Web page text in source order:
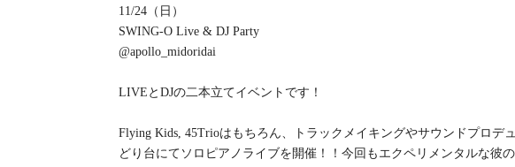
11/24（日）
SWING-O Live & DJ Party
@apollo_midoridai
LIVEとDJの二本立てイベントです！
Flying Kids, 45Trioはもちろん、トラックメイキングやサウンドプロデ
どり台にてソロピアノライブを開催！！今回もエクペリメンタルな彼